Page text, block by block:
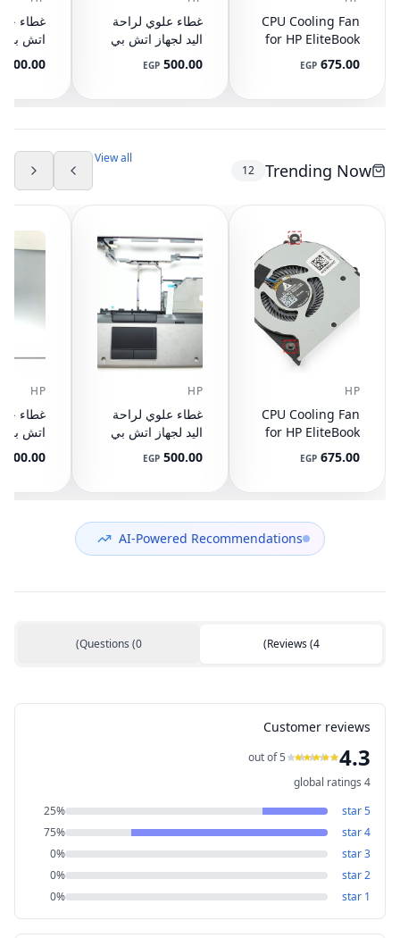
CPU Cooling Fan
for HP EliteBook
745 G3 G4, 840
G3 G4, 848 G3
DC05V 0.50A
675.00
EGP
غطاء علوي لراحة
اليد لجهاز اتش بي
مع تاتش باد
(مستعمل)
500.00
EGP
400.00
Trending Now
12
View all
HP
CPU Cooling Fan
for HP EliteBook
745 G3 G4, 840
G3 G4, 848 G3
DC05V 0.50A
675.00
EGP
HP
غطاء علوي لراحة
اليد لجهاز اتش بي
مع تاتش باد
(مستعمل)
500.00
EGP
HP
400.00
AI-Powered Recommendations
Reviews(4
)
Questions (0
)
Customer reviews
4.3
out of 5
4
global ratings
5
star
25%
4
star
75%
3
star
0%
2
star
0%
1
star
0%